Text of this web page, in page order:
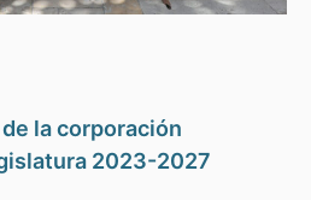
la corporación
2023-2027